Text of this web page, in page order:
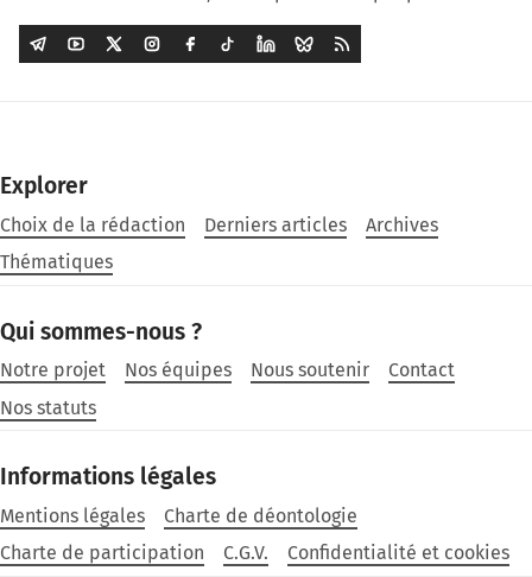
Explorer
Choix de la rédaction Derniers articles
Archives
Thématiques
Qui sommes-nous ?
Notre projet Nos équipes Nous soutenir
Contact
Nos statuts
Informations légales
Mentions légales
Charte de déontologie
Charte de participation
C.G.V. Confidentialité et cookies